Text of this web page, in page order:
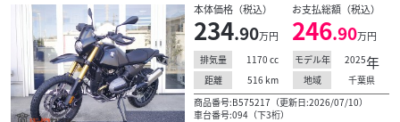
本体価格（税込）
234.90万円
お支払総額（税込）
246.90万円
排気量 1170 cc モデル年 2025年
距離 516 km 地域
千葉県
商品番号:B575217（更新日:2026/07/10）
車台番号:094（下3桁）